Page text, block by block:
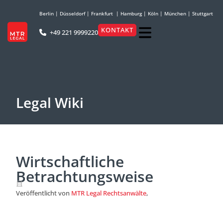
Berlin | Düsseldorf| Frankfurt | Hamburg| Köln | München | Stuttgart
+49 221 9999220 KONTAKT
Legal Wiki
Wirtschaftliche
Betrachtungsweise
Veröffentlicht von MTR Legal Rechtsanwälte,